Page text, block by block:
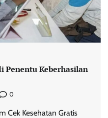
Penentu Keberhasilan
0
Cek Kesehatan Gratis